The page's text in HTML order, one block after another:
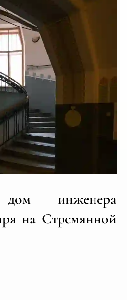
инженера
на Стремянной